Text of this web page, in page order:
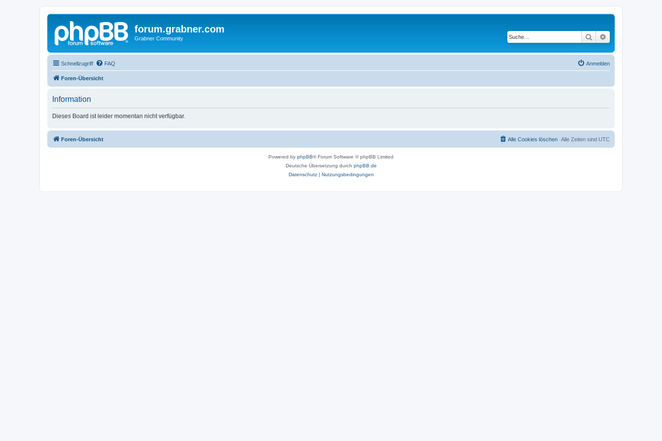
forum.grabner.com
Grabner Community Suche
Schnellzugriff FAQ Anmelden
Foren-Übersicht
Information
Dieses Board ist leider momentan nicht verfügbar.
Foren-Übersicht Alle Zeiten sind UTC
Alle Cookies löschen
Powered by phpBB® Forum Software © phpBB Limited
Deutsche Übersetzung durch phpBB.de
Datenschutz| Nutzungsbedingungen